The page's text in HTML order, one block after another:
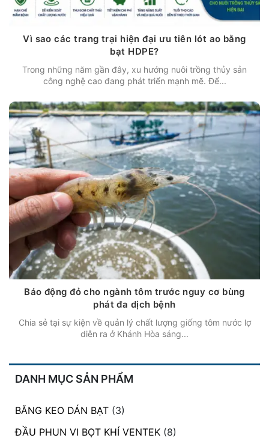
Vì sao các trang trại hiện đại ưu tiên lót ao bằng
bạt HDPE?
Trong những năm gần đây, xu hướng nuôi trồng thủy sản
công nghệ cao đang phát triển mạnh mẽ. Để...
Báo động đỏ cho ngành tôm trước nguy cơ bùng
phát đa dịch bệnh
Chia sẻ tại sự kiện về quản lý chất lượng giống tôm nước lợ
diễn ra ở Khánh Hòa sáng...
DANH MỤC SẢN PHẨM
BĂNG KEO DÁN BẠT (3)
ĐẦU PHUN VI BỌT KHÍ VENTEK (8)